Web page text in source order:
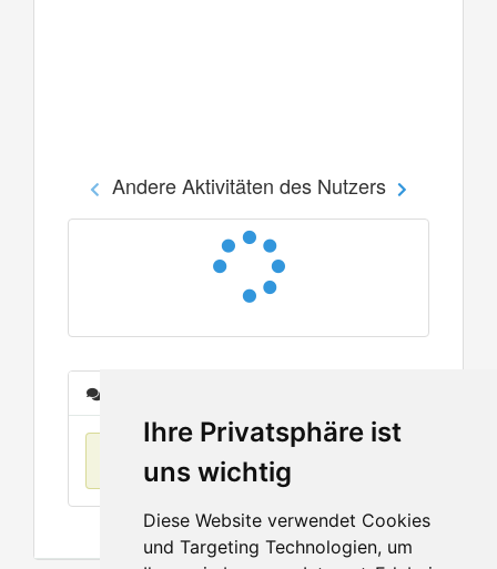
Ihre Privatsphäre ist
uns wichtig
Diese Website verwendet Cookies
und Targeting Technologien, um
Andere Aktivitäten des Nutzers
Keine Einträge